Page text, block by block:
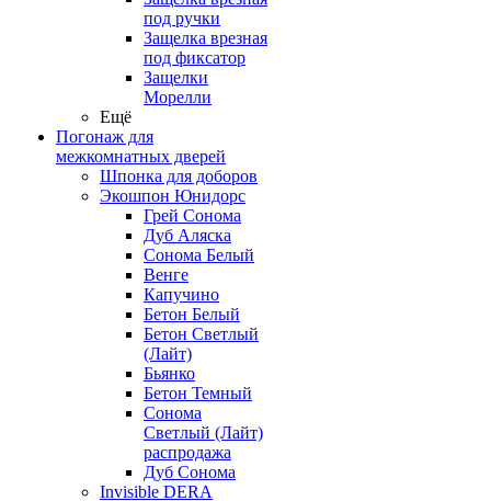
под ручки
Защелка врезная
под фиксатор
Защелки
Морелли
Ещё
Погонаж для
межкомнатных дверей
Шпонка для доборов
Экошпон Юнидорс
Грей Сонома
Дуб Аляска
Сонома Белый
Венге
Капучино
Бетон Белый
Бетон Светлый
(Лайт)
Бьянко
Бетон Темный
Сонома
Светлый (Лайт)
распродажа
Дуб Сонома
Invisible DERA